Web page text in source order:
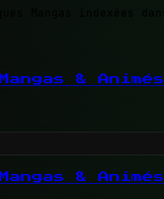
Mangas indexées
&
&